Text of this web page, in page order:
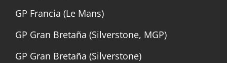
GP Francia (Le Mans)
GP Gran Bretaña (Silverstone, MGP)
GP Gran Bretaña (Silverstone)